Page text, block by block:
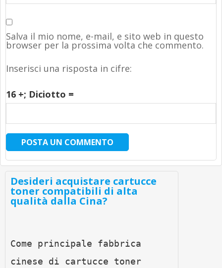
Salva il mio nome, e-mail, e sito web in questo
browser per la prossima volta che commento.
Inserisci una risposta in cifre:
16 +; Diciotto =
Desideri acquistare cartucce
toner compatibili di alta
qualità dalla Cina?
Come principale fabbrica
cinese di cartucce toner